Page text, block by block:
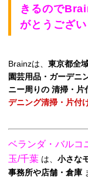
きるので
がとうござい
Brainzは、 東京都全
園芸用品・ガーデニ
ニー周りの 清掃・片
デニング清掃・片付
ベランダ・バルコ
玉/千葉 は、 小さな
事務所や店舗・倉庫